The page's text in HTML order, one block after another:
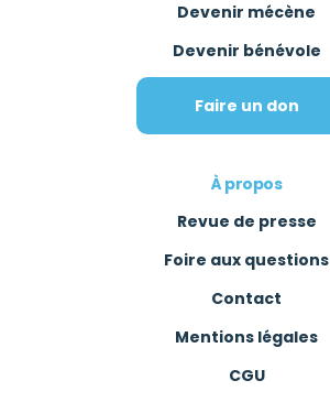
Devenir mécène
Devenir bénévole
Faire un don
À propos
Revue de presse
Foire aux questions
Contact
Mentions légales
CGU